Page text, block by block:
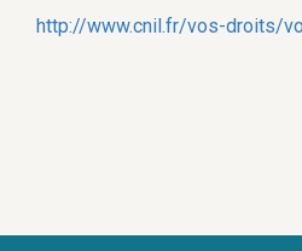
http://www.cnil.fr/vos-droits/